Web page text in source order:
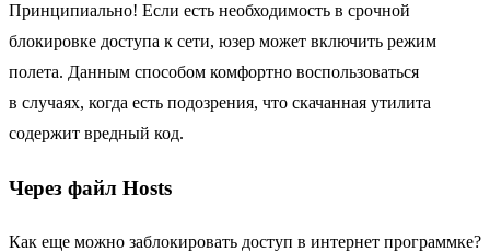
Принципиально! Если есть необходимость в срочной
блокировке доступа к сети, юзер может включить режим
полета. Данным способом комфортно воспользоваться
в случаях, когда есть подозрения, что скачанная утилита
содержит вредный код.
Через файл Hosts
Как еще можно заблокировать доступ в интернет программке?